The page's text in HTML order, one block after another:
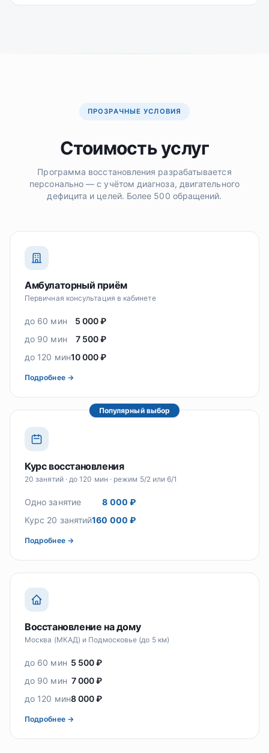
ПРОЗРАЧНЫЕ УСЛОВИЯ
Стоимость услуг
Программа восстановления разрабатывается
персонально — с учётом диагноза, двигательного
дефицита и целей. Более 500 обращений.
Амбулаторный приём
Первичная консультация в кабинете
до 60 мин
5 000 ₽
до 90 мин
7 500 ₽
до 120 мин10 000 ₽
Подробнее →
Популярный выбор
Курс восстановления
20 занятий · до 120 мин · режим 5/2 или 6/1
Одно занятие
8 000 ₽
Курс 20 занятий160 000 ₽
Подробнее →
Восстановление на дому
Москва (МКАД) и Подмосковье (до 5 км)
до 60 мин 5 500 ₽
до 90 мин 7 000 ₽
до 120 мин8 000 ₽
Подробнее →